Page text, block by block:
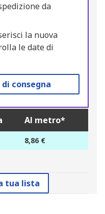
da
la nuova
le date di
consegna
Al metro*
8,86 €
tua lista